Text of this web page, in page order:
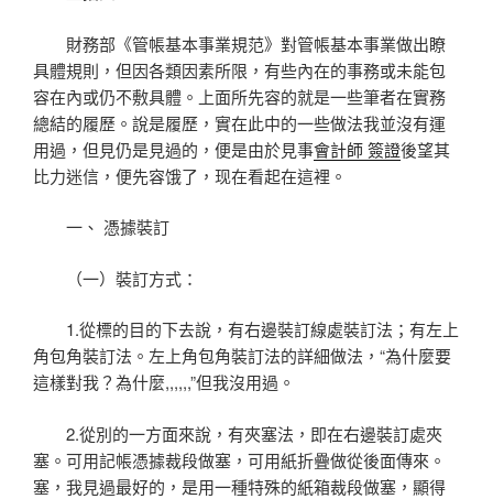
財務部《管帳基本事業規范》對管帳基本事業做出瞭
具體規則，但因各類因素所限，有些內在的事務或未能包
容在內或仍不敷具體。上面所先容的就是一些筆者在實務
總結的履歷。說是履歷，實在此中的一些做法我並沒有運
用過，但見仍是見過的，便是由於見事會計師 簽證後望其
比力迷信，便先容饿了，现在看起在這裡。
一、 憑據裝訂
（一）裝訂方式：
1.從標的目的下去說，有右邊裝訂線處裝訂法；有左上
角包角裝訂法。左上角包角裝訂法的詳細做法，“為什麼要
這樣對我？為什麼,,,,,,”但我沒用過。
2.從別的一方面來說，有夾塞法，即在右邊裝訂處夾
塞。可用記帳憑據裁段做塞，可用紙折疊做從後面傳來。
塞，我見過最好的，是用一種特殊的紙箱裁段做塞，顯得